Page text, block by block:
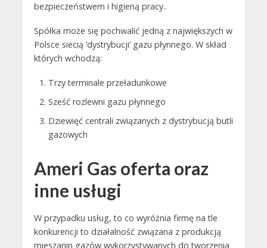
bezpieczeństwem i higieną pracy..
Spółka może się pochwalić jedną z największych w
Polsce siecią ‘dystrybucji’ gazu płynnego. W skład
których wchodzą:
Trzy terminale przeładunkowe
Sześć rozlewni gazu płynnego
Dziewięć centrali związanych z dystrybucją butli
gazowych
Ameri Gas oferta oraz
inne usługi
W przypadku usług, to co wyróżnia firmę na tle
konkurencji to działalność związana z produkcją
mieszanin gazów wykorzystywanych do tworzenia